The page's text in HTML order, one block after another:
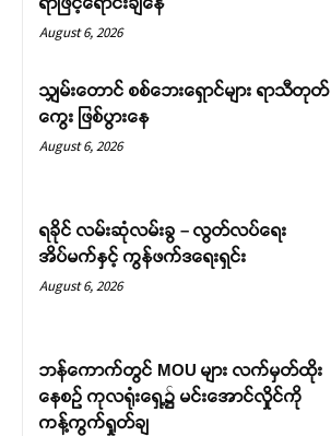
August 6, 2026
သျှမ်းတောင် စစ်ဘေးရှောင်များ ရာသီတုတ်
ကွေး ဖြစ်ပွားနေ
August 6, 2026
ရခိုင် လမ်းဆုံလမ်းခွ – လွတ်လပ်ရေး
အိပ်မက်နှင့် ကွန်ဖက်ဒရေးရှင်း
August 6, 2026
ဘန်ကောက်တွင် MOU များ လက်မှတ်ထိုး
နေစဉ် ကုလရုံးရှေ့၌ မင်းအောင်လှိုင်ကို
ကန့်ကွက်ရှုတ်ချ